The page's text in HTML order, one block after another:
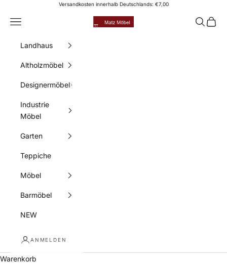
Zum Inhalt springenVersandkosten innerhalb Deutschlands: €7,00
Matz Möbel
Menü Suchen
Landhaus
Altholzmöbel
Designermöbel
Industrie
Möbel
Garten
Teppiche
Möbel
Barmöbel
NEW
ANMELDEN
Warenkorb